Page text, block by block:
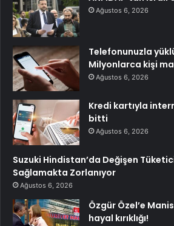
Ağustos 6, 2026
Telefonunuzla
Milyonlarca kişi
Ağustos 6, 2026
Kredi kartıyla
bitti
Ağustos 6, 2026
Suzuki Hindistan’da Değişen
Sağlamakta Zorlanıyor
Ağustos 6, 2026
Özgür Özel’e
hayal kırıklığı!